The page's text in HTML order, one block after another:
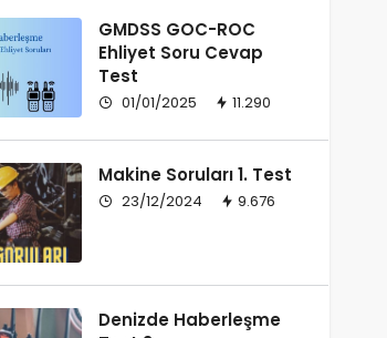
GMDSS GOC-ROC
Ehliyet Soru Cevap
Test
01/01/2025 11.290
Makine Soruları 1. Test
23/12/2024 9.676
Denizde Haberleşme